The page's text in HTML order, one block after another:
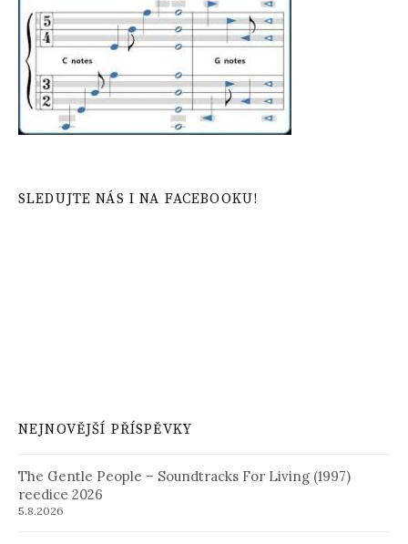
SLEDUJTE NÁS I NA FACEBOOKU!
NEJNOVĚJŠÍ PŘÍSPĚVKY
The Gentle People – Soundtracks For Living (1997)
reedice 2026
5.8.2026